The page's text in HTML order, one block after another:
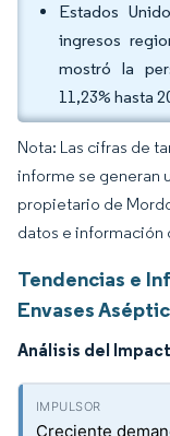
Estados
ingresos
mostró la
11,23% hasta
Nota: Las cifras de
informe se generan
propietario de
datos e información
Tendencias e
Envases
Análisis del
Creciente